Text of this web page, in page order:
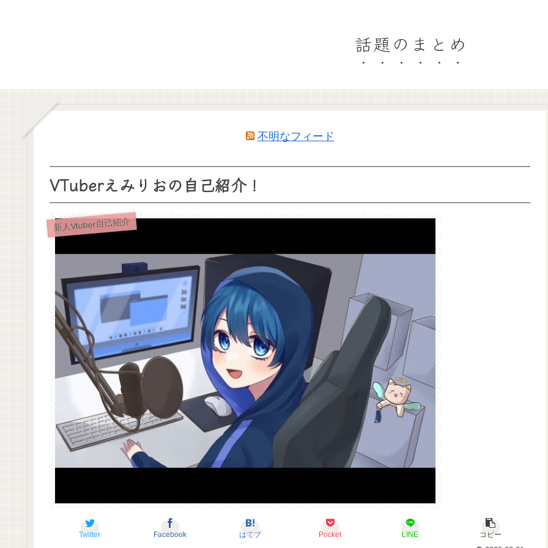
話題のまとめ
不明なフィード
VTuberえみりおの自己紹介！
新人Vtuber自己紹介
Twitter Facebook はてブ Pocket LINE
コピー